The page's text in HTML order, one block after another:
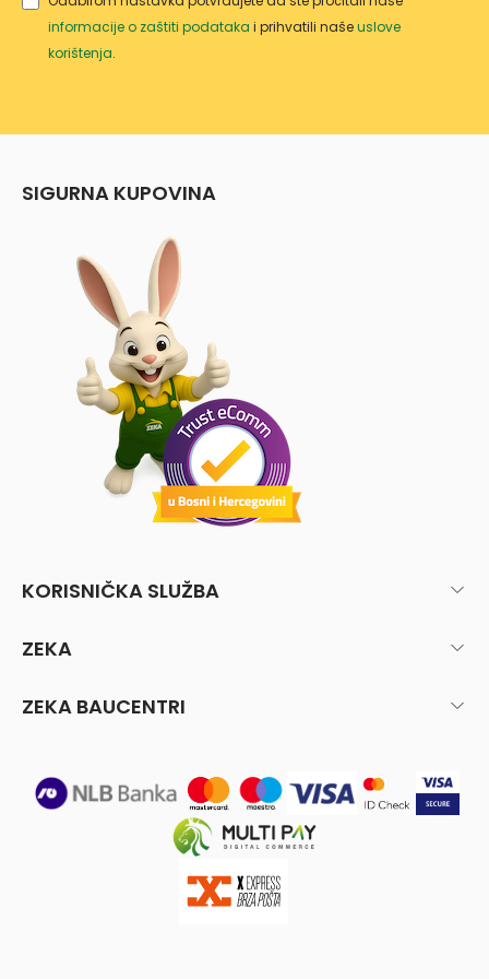
informacije o zaštiti podataka i prihvatili našeuslove
korištenja.
SIGURNA KUPOVINA
KORISNIČKA SLUŽBA
ZEKA
ZEKA BAUCENTRI